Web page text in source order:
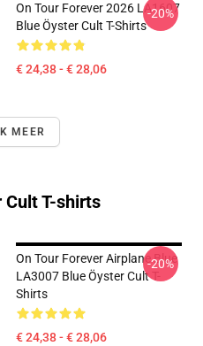
On Tour Forever 2026 LA1607
Blue Öyster Cult T-Shirts
€ 24,38 - € 28,06
-20%
MEER
Cult T-shirts
On Tour Forever Airplane Blue
LA3007 Blue Öyster Cult T-
Shirts
€ 24,38 - € 28,06
-20%